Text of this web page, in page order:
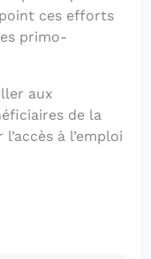
ces efforts
primo-
aux
de la
à l’emploi